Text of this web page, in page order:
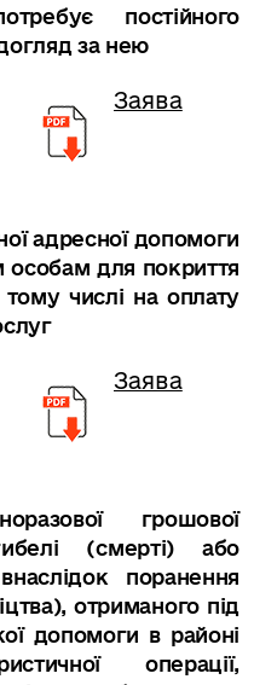
постійного
за нею
Заява
адресної допомоги
для покриття
числі на оплату
Заява
грошової
(смерті) або
поранення
отриманого під
допомоги в районі
операції,